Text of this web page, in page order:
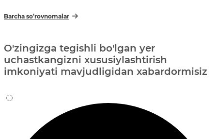
Barcha so‘rovnomalar
O'zingizga tegishli bo'lgan yer
uchastkangizni xususiylashtirish
imkoniyati mavjudligidan xabardormisiz